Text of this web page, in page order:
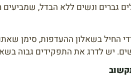
ונשים ללא הבדל, שמביעים
החיל בשאלון ההעדפות, סימן
יש לדרג את התפקידים גבוה